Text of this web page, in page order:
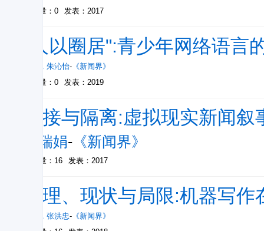
被引量：0
发表：2017
"人以圈居":青少年网络语言
， 朱沁怡- 《新闻界》
被引量：0
发表：2019
连接与隔离:虚拟现实新闻
朱瑞娟- 《新闻界》
被引量：16 发表：2017
原理、现状与局限:机器写
， 张洪忠- 《新闻界》